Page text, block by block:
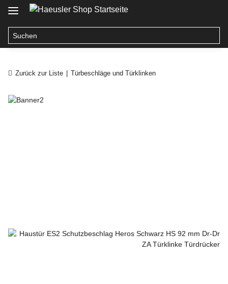
Zurück zur Liste Türbeschläge und Türklinken